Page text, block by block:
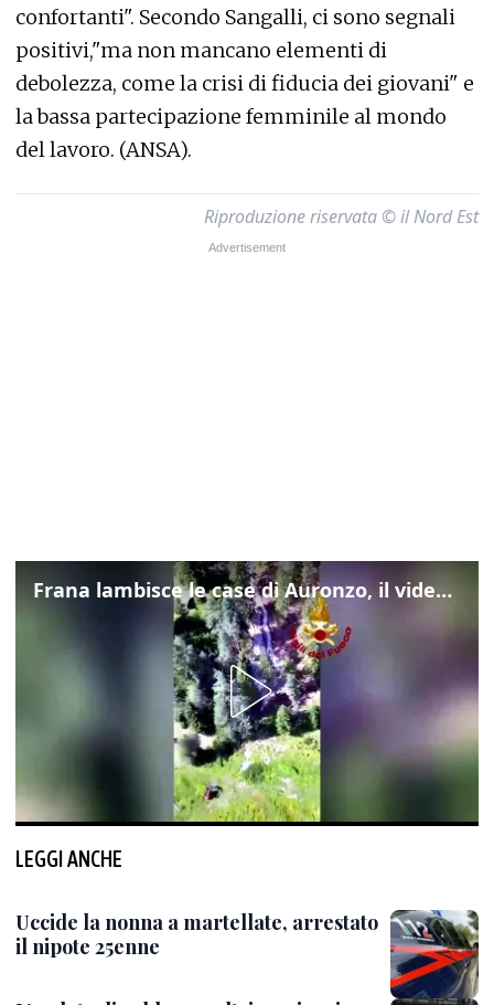
confortanti". Secondo Sangalli, ci sono segnali
positivi,"ma non mancano elementi di
debolezza, come la crisi di fiducia dei giovani" e
la bassa partecipazione femminile al mondo
del lavoro. (ANSA).
Riproduzione riservata © il Nord Est
Frana lambisce le case di Auronzo, il video dall'elicottero dei vigili del fuoco
LEGGI ANCHE
Uccide la nonna a martellate, arrestato
il nipote 25enne